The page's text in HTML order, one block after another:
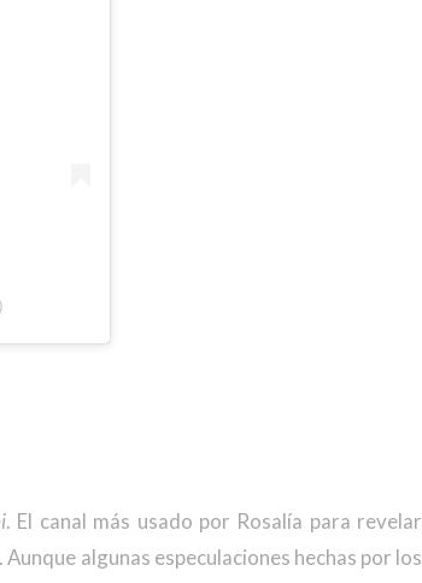
. El canal más usado por Rosalía para revelar
algunas especulaciones hechas por los